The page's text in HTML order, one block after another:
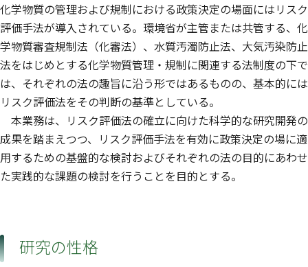
化学物質の管理および規制における政策決定の場面にはリスク
評価手法が導入されている。環境省が主管または共管する、化
学物質審査規制法（化審法）、水質汚濁防止法、大気汚染防止
法をはじめとする化学物質管理・規制に関連する法制度の下で
は、それぞれの法の趣旨に沿う形ではあるものの、基本的には
リスク評価法をその判断の基準としている。
本業務は、リスク評価法の確立に向けた科学的な研究開発の
成果を踏まえつつ、リスク評価手法を有効に政策決定の場に適
用するための基盤的な検討およびそれぞれの法の目的にあわせ
た実践的な課題の検討を行うことを目的とする。
研究の性格